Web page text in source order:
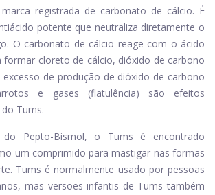
registrada de carbonato de cálcio. É
potente que neutraliza diretamente o
O carbonato de cálcio reage com o ácido
formar cloreto de cálcio, dióxido de carbono
de produção de dióxido de carbono
e gases (flatulência) são efeitos
Tums.
Pepto-Bismol, o Tums é encontrado
um comprimido para mastigar nas formas
Tums é normalmente usado por pessoas
mas versões infantis de Tums também